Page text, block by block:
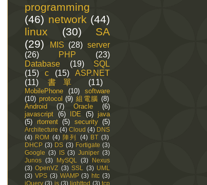
programming
(46) network (44)
linux
(30)
SA
(29)
MIS (28) server
(26)
PHP
(23)
Database
(19)
SQL
(15)
c (15)
ASP.NET
(11)
書單 (11)
MobilePhone (10)
software
(10) protocol (9) 組電腦 (8)
Android
(7) Oracle
(6)
javascript (6) IDE (5)
java
(5) rtorrent (5) security (5)
Architecture (4) Cloud (4) DNS
(4) ROM (4) 陣列 (4) BT (3)
DHCP (3) DS (3) Fortigate (3)
Google (3) IS (3) Juniper (3)
Junos (3) MySQL (3)
Nexus
(3) OpenVZ (3) SSL (3) UML
(3) VPS (3) WAMP (3) htc (3)
jQuery (3) js (3) lighttpd (3) tcp